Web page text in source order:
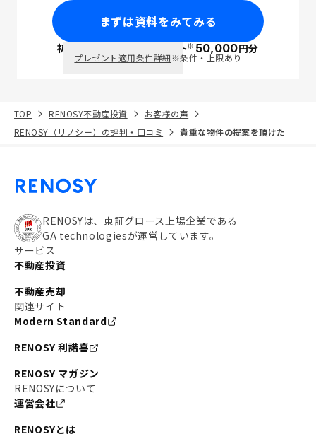
まずは資料をみてみる
初回面談で ポイント※50,000円分
プレゼント適用条件詳細※条件・上限あり
TOP RENOSY不動産投資
お客様の声
RENOSY（リノシー）の評判・口コミ
貴重な物件の提案を頂けた
RENOSYは、東証グロース上場企業である
GA technologiesが運営しています。
サービス
不動産投資
不動産売却
関連サイト
Modern Standard
RENOSY 利諾喜
RENOSY マガジン
RENOSYについて
運営会社
RENOSYとは